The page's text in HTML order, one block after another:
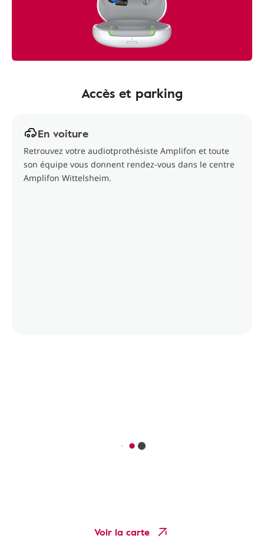
Accès et parking
En voiture
Retrouvez votre audiotprothésiste Amplifon et toute
son équipe vous donnent rendez-vous dans le centre
Amplifon Wittelsheim.
Voir la carte